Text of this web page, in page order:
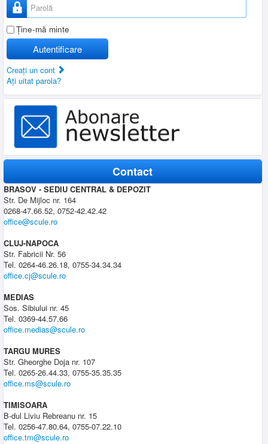
Parolă
Ţine-mă minte
Autentificare
Creaţi un cont
Aţi uitat parola?
Contact
BRASOV - SEDIU CENTRAL & DEPOZIT
Str. De Mijloc nr. 164
0268-47.66.52, 0752-42.42.42
office@scule.ro
CLUJ-NAPOCA
Str. Fabricii Nr. 56
Tel. 0264-46.26.18, 0755-34.34.34
office.cj@scule.ro
MEDIAS
Sos. Sibiului nr. 45
Tel. 0369-44.57.66
office.medias@scule.ro
TARGU MURES
Str. Gheorghe Doja nr. 107
Tel. 0265-26.44.33, 0755-35.35.35
office.ms@scule.ro
TIMISOARA
B-dul Liviu Rebreanu nr. 15
Tel. 0256-47.80.64, 0755-07.22.10
office.tm@scule.ro